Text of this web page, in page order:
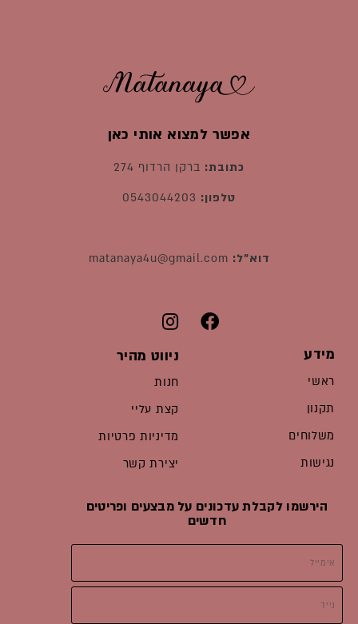
אפשר למצוא אותי כאן
כתובת: ברקן הרדוף 274
טלפון:
דוא"ל: matanaya4u@gmail.com
מידע
ראשי
תקנון
משלוחים
נגישות
ניווט מהיר
חנות
קצת עליי
מדיניות פרטיות
יצירת קשר
הירשמו לקבלת עדכונים על מבצעים ופריטים
חדשים